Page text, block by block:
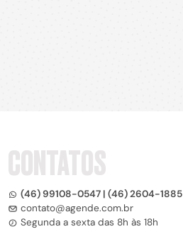
CONTATOS
(46) 99108-0547 | (46) 2604-1885
contato@agende.com.br
Segunda a sexta das 8h às 18h